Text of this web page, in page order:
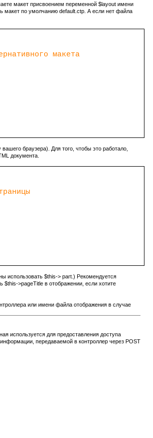
макет присвоением переменной $layout имени
макет по умолчанию default.ctp. А если нет файла
макета
браузера). Для того, чтобы это работало,
документа.
использовать $this-> part.) Рекомендуется
$this->pageTitle в отображении, если хотите
или имени файла отображения в случае
используется для предоставления доступа
передаваемой в контроллер через POST